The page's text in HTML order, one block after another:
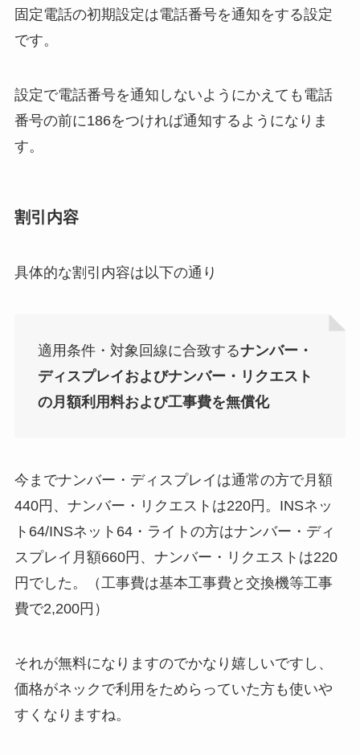
固定電話の初期設定は電話番号を通知をする設定
です。
設定で電話番号を通知しないようにかえても電話
番号の前に186をつければ通知するようになりま
す。
割引内容
具体的な割引内容は以下の通り
適用条件・対象回線に合致するナンバー・
ディスプレイおよびナンバー・リクエスト
の月額利用料および工事費を無償化
今までナンバー・ディスプレイは通常の方で月額
440円、ナンバー・リクエストは220円。INSネッ
ト64/INSネット64・ライトの方はナンバー・ディ
スプレイ月額660円、ナンバー・リクエストは220
円でした。（工事費は基本工事費と交換機等工事
費で2,200円）
それが無料になりますのでかなり嬉しいですし、
価格がネックで利用をためらっていた方も使いや
すくなりますね。